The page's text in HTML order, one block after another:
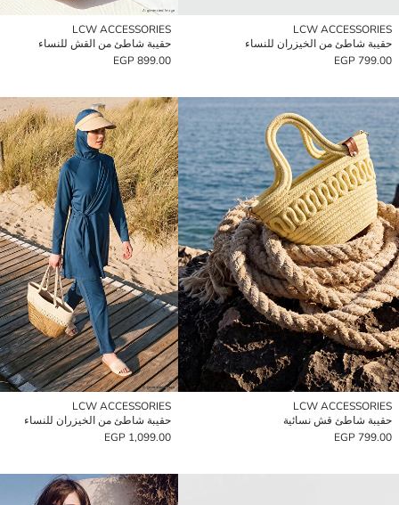
LCW ACCESSORIES
حقيبة شاطئ من الخيزران للنساء
799.00 EGP
LCW ACCESSORIES
حقيبة شاطئ من القش للنساء
899.00 EGP
LCW ACCESSORIES
حقيبة شاطئ قش نسائية
799.00 EGP
LCW ACCESSORIES
حقيبة شاطئ من الخيزران للنساء
1,099.00 EGP